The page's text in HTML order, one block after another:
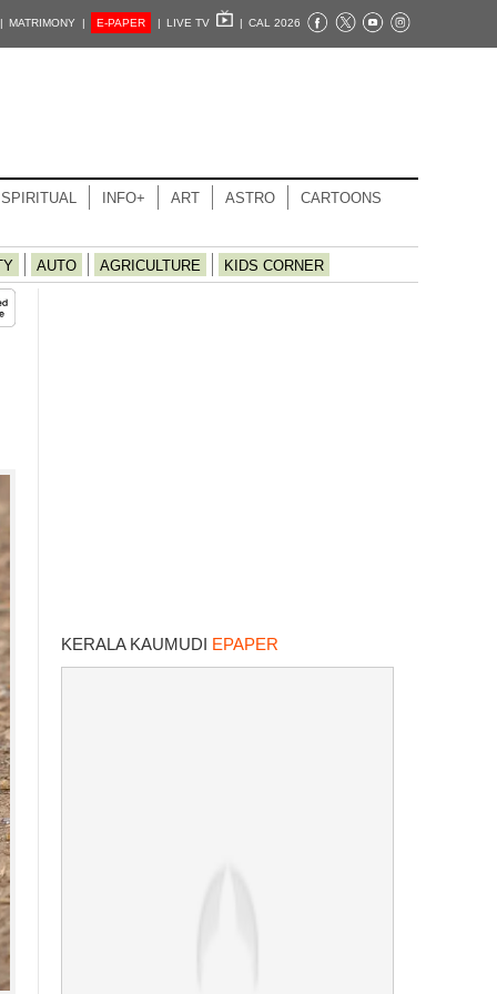
MATRIMONY | E-PAPER | LIVE TV | CAL 2026
SPIRITUAL INFO+ ART ASTRO CARTOONS
AUTO AGRICULTURE KIDS CORNER
KERALA KAUMUDI EPAPER